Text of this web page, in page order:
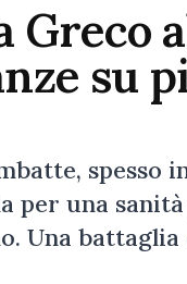
Greco
su
spesso
per una
Una battaglia